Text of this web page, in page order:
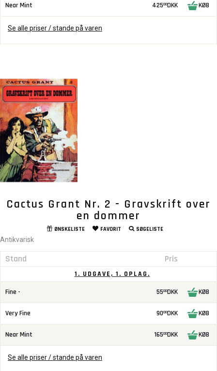
Near Mint 42500DKK KØB
Se alle priser / stande på varen
Cactus Grant Nr. 2 - Gravskrift over
en dommer
ØNSKELISTE FAVORIT SØGELISTE
Antikvarisk
Stand Pris
1. UDGAVE, 1. OPLAG.
Fine - 5500DKK KØB
Very Fine 9000DKK KØB
Near Mint 16500DKK KØB
Se alle priser / stande på varen